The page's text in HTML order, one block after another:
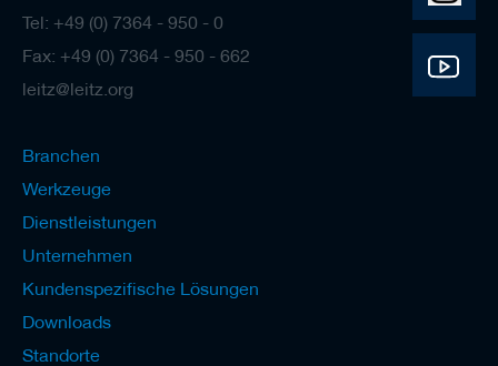
Tel: +49 (0) 7364 - 950 - 0
Fax: +49 (0) 7364 - 950 - 662
leitz@leitz.org
Branchen
Werkzeuge
Dienstleistungen
Unternehmen
Kundenspezifische Lösungen
Downloads
Standorte